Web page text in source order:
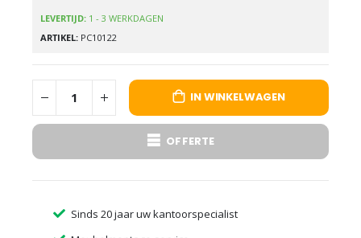
LEVERTIJD: 1 - 3 WERKDAGEN
ARTIKEL PC10122
IN WINKELWAGEN
OFFERTE
Sinds 20 jaar uw kantoorspecialist